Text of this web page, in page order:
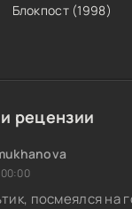
Блокпост (1998)
рецензии
посмеялся на